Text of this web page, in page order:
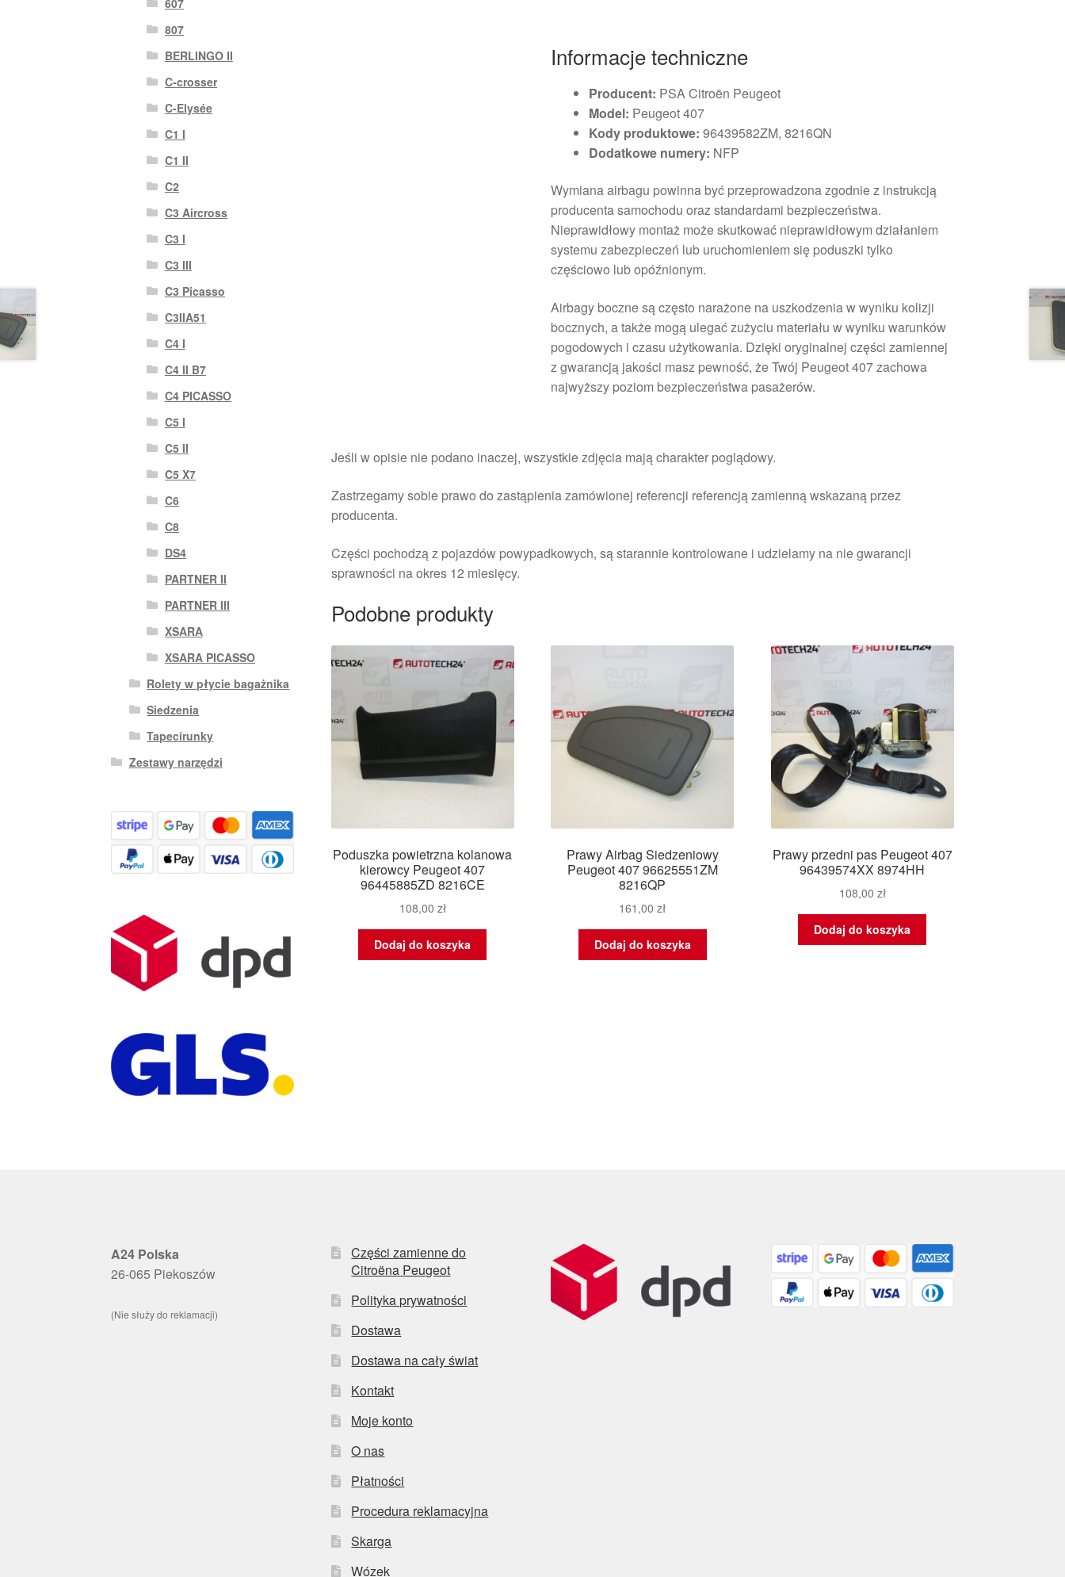
Informacje techniczne
Producent: PSA Citroën Peugeot
Model: Peugeot 407
Kody produktowe: 96439582ZM, 8216QN
Dodatkowe numery: NFP
Wymiana airbagu powinna być przeprowadzona zgodnie z instrukcją
producenta samochodu oraz standardami bezpieczeństwa.
Nieprawidłowy montaż może skutkować nieprawidłowym działaniem
systemu zabezpieczeń lub uruchomieniem się poduszki tylko
częściowo lub opóźnionym.
Airbagy boczne są często narażone na uszkodzenia w wyniku kolizji
bocznych, a także mogą ulegać zużyciu materiału w wyniku warunków
pogodowych i czasu użytkowania. Dzięki oryginalnej części zamiennej
z gwarancją jakości masz pewność, że Twój Peugeot 407 zachowa
najwyższy poziom bezpieczeństwa pasażerów.
Jeśli w opisie nie podano inaczej, wszystkie zdjęcia mają charakter poglądowy.
Zastrzegamy sobie prawo do zastąpienia zamówionej referencji referencją zamienną wskazaną przez
producenta.
Części pochodzą z pojazdów powypadkowych, są starannie kontrolowane i udzielamy na nie gwarancji
sprawności na okres 12 miesięcy.
Podobne produkty
Poduszka powietrzna kolanowa
kierowcy Peugeot 407
96445885ZD 8216CE
108,00 zł
Dodaj do koszyka
Prawy Airbag Siedzeniowy
Peugeot 407 96625551ZM
8216QP
161,00zł
Dodaj do koszyka
Prawy przedni pas Peugeot 407
96439574XX 8974HH
108,00 zł
Dodaj do koszyka
807
BERLINGO II
C-crosser
C-Elysée
C1 I
C1 II
C2
C3 Aircross
C3 I
C3 III
C3 Picasso
C3IIA51
C4 I
C4 II B7
C4 PICASSO
C5 I
C5 II
C5 X7
C6
C8
DS4
PARTNER II
PARTNER III
XSARA
XSARA PICASSO
Rolety w płycie bagażnika
Siedzenia
Tapecírunky
Zestawy narzędzi
A24 Polska
26-065 Piekoszów
(Nie służy do reklamacji)
Części zamienne do
Citroëna Peugeot
Polityka prywatności
Dostawa
Dostawa na cały świat
Kontakt
Moje konto
O nas
Płatności
Procedura reklamacyjna
Skarga
Wózek